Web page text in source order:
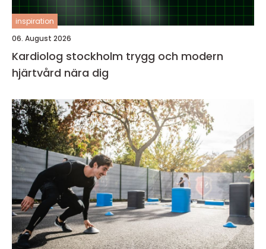
inspiration
06. August 2026
Kardiolog stockholm trygg och modern
hjärtvård nära dig